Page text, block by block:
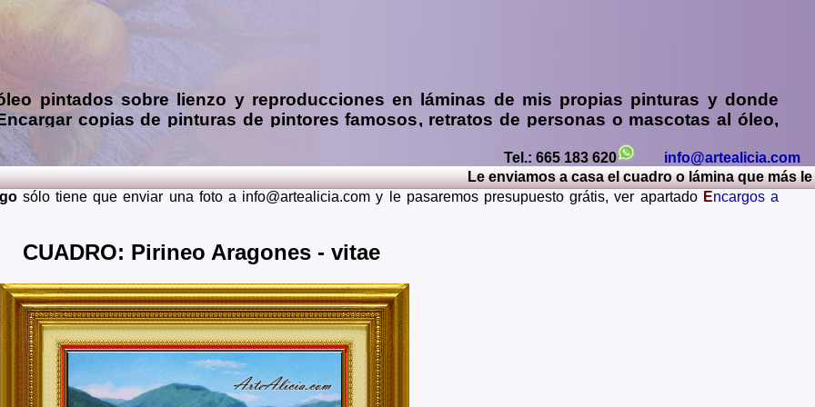
pintados sobre lienzo y reproducciones en láminas de mis propias pinturas y donde
copias de pinturas de pintores famosos, retratos de personas o mascotas al óleo,
envío de fotos (presupuesto grátis y sin compromiso)
Asturias, Avila, Badajoz, Islas Baleares, Barcelona, Burgos, Caceres, Cadiz, Cantabria, Castellon, Ceuta, Ciudad
Guipuzcoa, Huelva, Huesca, Jaen, La Rioja, Leon, Lerida, Lugo, Madrid, Malaga, Melilla, Murcia, Navarra,
Cruz de Tenerife, Segovia, Sevilla, Soria, Tarragona, Teruel, Toledo, Valencia, Valladolid, Vizcaya, Zamora,
Tel.: 665 183 620
info@artealicia.com
Le enviamos a casa el cuadro o lámina que más le
sólo tiene que enviar una foto a info@artealicia.com y le pasaremos presupuesto grátis, ver apartado Encargos a
CUADRO: Pirineo Aragones - vitae